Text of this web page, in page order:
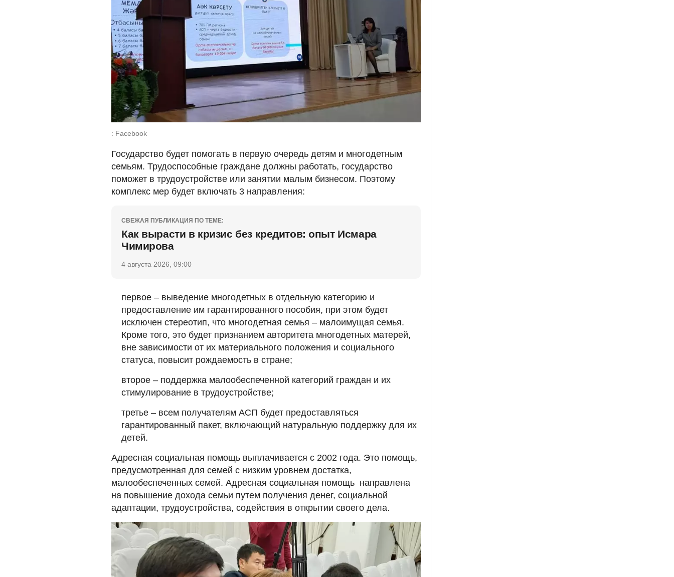
: Facebook
Государство будет помогать в первую очередь детям и многодетным
семьям. Трудоспособные граждане должны работать, государство
поможет в трудоустройстве или занятии малым бизнесом. Поэтому
комплекс мер будет включать 3 направления:
СВЕЖАЯ ПУБЛИКАЦИЯ ПО ТЕМЕ:
Как вырасти в кризис без кредитов: опыт Исмара
Чимирова
4 августа 2026, 09:00
первое – выведение многодетных в отдельную категорию и
предоставление им гарантированного пособия, при этом будет
исключен стереотип, что многодетная семья – малоимущая семья.
Кроме того, это будет признанием авторитета многодетных матерей,
вне зависимости от их материального положения и социального
статуса, повысит рождаемость в стране;
второе – поддержка малообеспеченной категорий граждан и их
стимулирование в трудоустройстве;
третье – всем получателям АСП будет предоставляться
гарантированный пакет, включающий натуральную поддержку для их
детей.
Адресная социальная помощь выплачивается с​ ​2002 года. Это помощь,
предусмотренная для семей с низким уровнем достатка,
малообеспеченных семей. Адресная социальная помощь ​ направлена​ ​
на повышение дохода семьи путем получения денег, социальной
адаптации, трудоустройства, содействия в открытии своего дела.